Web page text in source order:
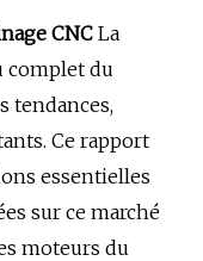
CNC La
complet du
tendances,
Ce rapport
essentielles
sur ce marché
moteurs du